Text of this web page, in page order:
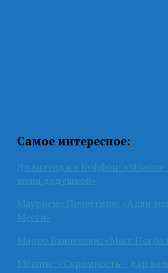
Самое интересное:
Джанлуиджи Буффон: «Мбаппе
меня дедушкой»
Маурисио Почеттино: «Алли
Месси»
Марио Балотелли: «Мы с Погба
Мбаппе: «Скромность – дар